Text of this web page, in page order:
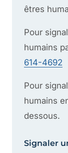
êtres
Pour
humains
614-4692
Pour
humains
dessous.
Signaler